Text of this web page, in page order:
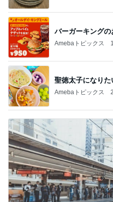
バーガーキング
Amebaトピックス
聖徳太子になり
Amebaトピックス